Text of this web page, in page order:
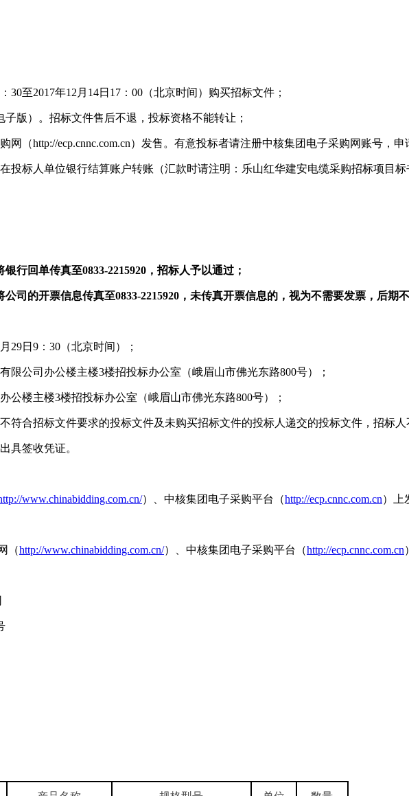
： 30至2017年12 月 14日 17 ： 00 （北京时间）购买招标文件；
子版）。招标文件售后不退，投标资格不能转让；
网（http://ecp.cnnc.com.cn）发售。有意投标者请注册中核集团电子采购网账号，申
投标人单位银行结算账户转账（汇款时请注明：乐山红华建安电缆采购招标项目标
银行回单传真至0833-2215920 ，招标人予以通过；
公司的开票信息传真至0833-2215920 ，未传真开票信息的，视为不需要发票，后期不
月 29日 9 ： 30 （北京时间）；
限公司办公楼主楼3楼招投标办公室（峨眉山市佛光东路800号）；
公楼主楼3楼招投标办公室（峨眉山市佛光东路800号）；
符合招标文件要求的投标文件及未购买招标文件的投标人递交的投标文件，招标人
具签收凭证。
www.chinabidding.com.cn/）、中核集团电子采购平台（http://ecp.cnnc.com.cn）上
（http://www.chinabidding.com.cn/）、中核集团电子采购平台（http://ecp.cnnc.com.cn